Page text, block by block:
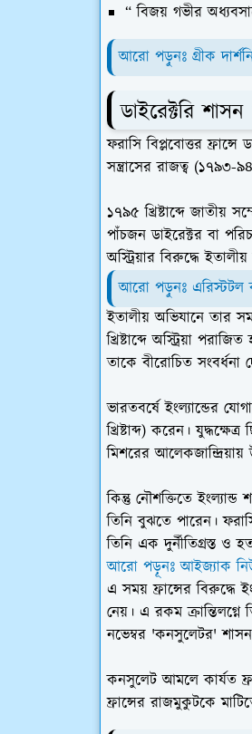
“ বিজয় গভীর
আরো পড়ুনঃ গ্রীক
ডাইরেক্টরি
ফরাসি বিপ্লবোত্তর
সন্ত্রাসের রাজত্ব (১৭৯৩-
১৭৯৫ খ্রিষ্টাব্দে
পাঁচজন ডাইরেক্টর বা
অস্ট্রিয়ার বিরুদ্ধে
আরো পড়ুনঃ এরিস্টটল
ইতালীয় অভিযানে তার
খ্রিষ্টাব্দে অস্ট্রিয়া
তাকে বীরোচিত সংবর্ধনা
ভারতবর্ষে ইংল্যান্ডের
খ্রিষ্টাব্দ) করেন।
মিশরের
কিন্তু নৌশক্তিতে ইংল্যান্ড
তিনি বুঝতে পারেন।
তিনি এক দুর্নীতিগ্রস্ত ও
আরো পড়ূনঃ আইজ্যাক
এ সময় ফ্রান্সের বিরুদ্ধে
নেয়। এ রকম ক্রান্তিলগ্নে
নভেম্বর 'কনসুলেটর' শাসন
কনসুলেট আমলে কার্যত
ফ্রান্সের রাজমুকুটকে